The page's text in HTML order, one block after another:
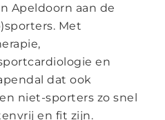
Apeldoorn aan de
Met
en
dat ook
niet-sporters zo snel
en fit zijn.